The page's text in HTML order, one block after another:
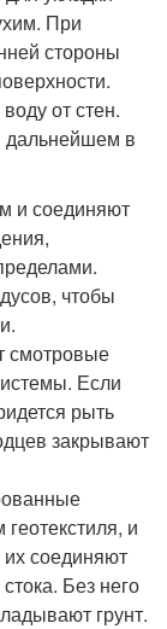
При
стороны
от стен.
дальнейшем в
и соединяют
чтобы
смотровые
Если
рыть
закрывают
и
соединяют
Без него
грунт.